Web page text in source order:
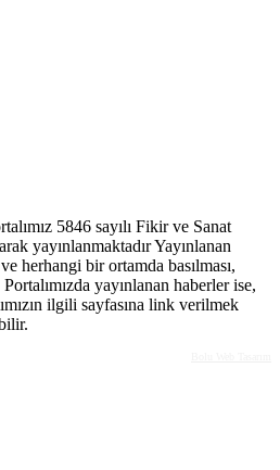
5846 sayılı Fikir ve Sanat
yayınlanmaktadır Yayınlanan
herhangi bir ortamda basılması,
yayınlanan haberler ise,
ilgili sayfasına link verilmek